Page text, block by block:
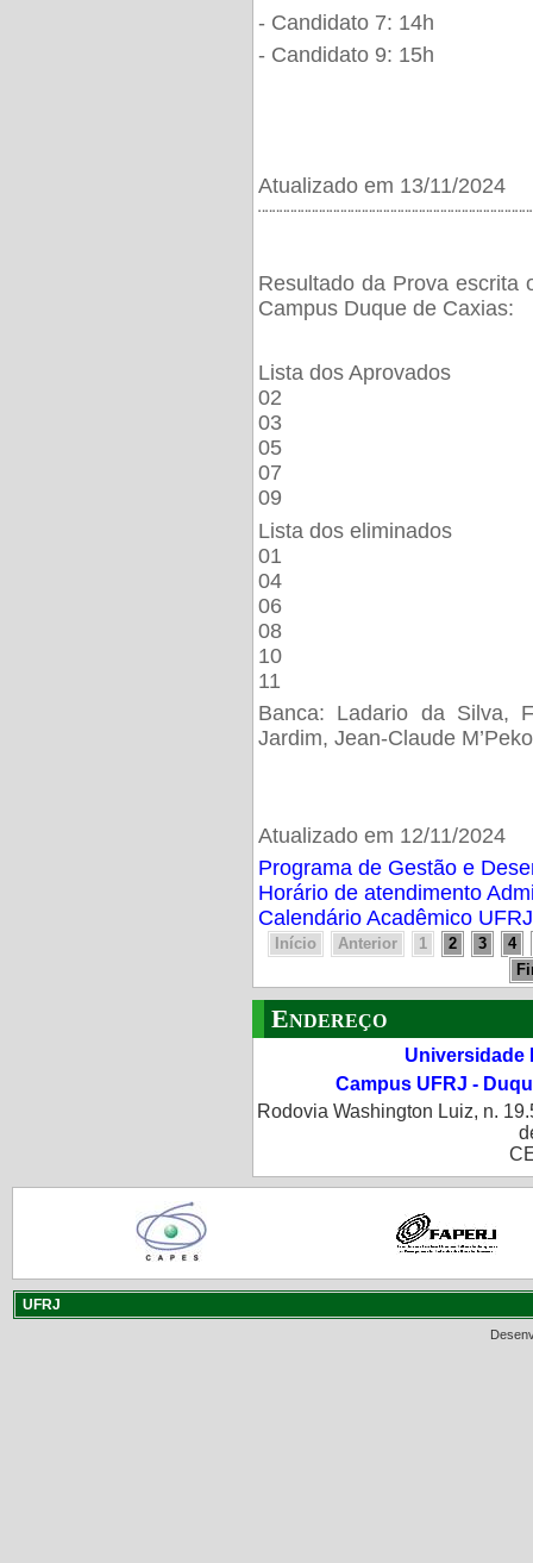
- Candidato 7: 14h
- Candidato 9: 15h
Atualizado em 13/11/2024
Resultado da Prova escrita
Campus Duque de Caxias:
Lista dos Aprovados
02
03
05
07
09
Lista dos eliminados
01
04
06
08
10
11
Banca: Ladario da Silva,
Jardim, Jean-Claude M’Peko
Atualizado em 12/11/2024
Programa de Gestão e
Horário de atendimento
Calendário Acadêmico
Início Anterior 1 2 3
4
Endereço
Universidade
Campus UFRJ -
Rodovia Washington Luiz, n.
UFRJ